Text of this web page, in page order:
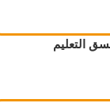
التعليم